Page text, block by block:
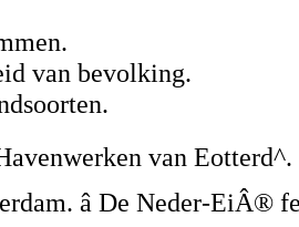
van bevolking.
van Eotterd^.
â De Neder-EiÂ®